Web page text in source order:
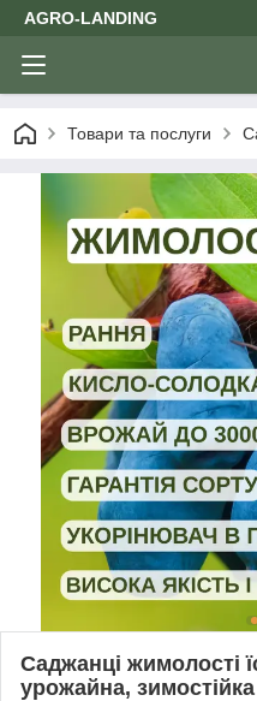
AGRO-LANDING
Товари та послуги
Саджанці жимолості
урожайна, зимостійка